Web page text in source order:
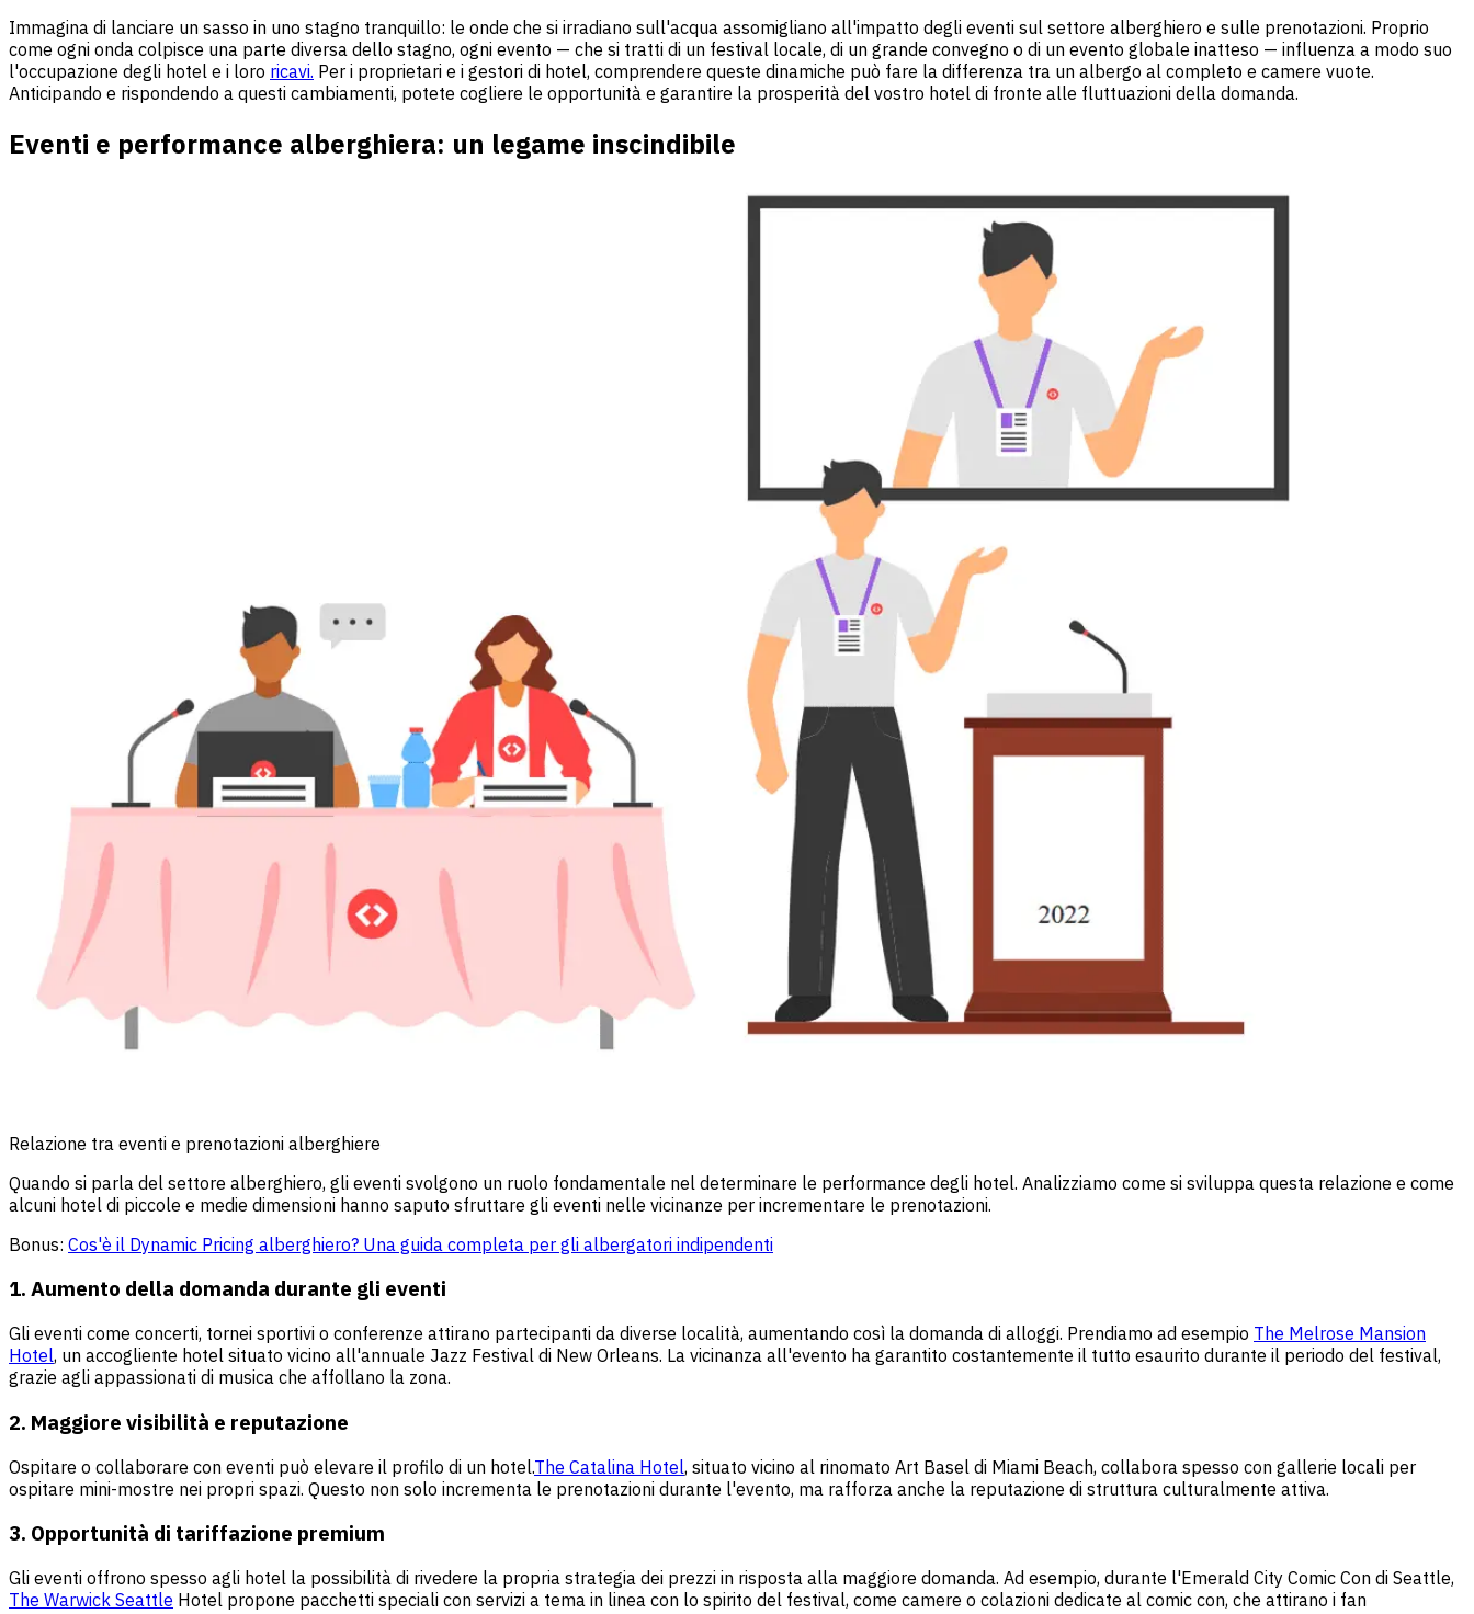
Immagina di lanciare un sasso in uno stagno tranquillo: le onde che si irradiano sull'acqua assomigliano all'impatto degli eventi sul settore alberghiero e sulle prenotazioni. Proprio
come ogni onda colpisce una parte diversa dello stagno, ogni evento — che si tratti di un festival locale, di un grande convegno o di un evento globale inatteso — influenza a modo suo
l'occupazione degli hotel e i loro ricavi. Per i proprietari e i gestori di hotel, comprendere queste dinamiche può fare la differenza tra un albergo al completo e camere vuote.
Anticipando e rispondendo a questi cambiamenti, potete cogliere le opportunità e garantire la prosperità del vostro hotel di fronte alle fluttuazioni della domanda.
Eventi e performance alberghiera: un legame inscindibile
Relazione tra eventi e prenotazioni alberghiere
Quando si parla del settore alberghiero, gli eventi svolgono un ruolo fondamentale nel determinare le performance degli hotel. Analizziamo come si sviluppa questa relazione e come
alcuni hotel di piccole e medie dimensioni hanno saputo sfruttare gli eventi nelle vicinanze per incrementare le prenotazioni.
Bonus: Cos'è il Dynamic Pricing alberghiero? Una guida completa per gli albergatori indipendenti
1. Aumento della domanda durante gli eventi
Gli eventi come concerti, tornei sportivi o conferenze attirano partecipanti da diverse località, aumentando così la domanda di alloggi. Prendiamo ad esempio The Melrose Mansion
Hotel, un accogliente hotel situato vicino all'annuale Jazz Festival di New Orleans. La vicinanza all'evento ha garantito costantemente il tutto esaurito durante il periodo del festival,
grazie agli appassionati di musica che affollano la zona.
2. Maggiore visibilità e reputazione
Ospitare o collaborare con eventi può elevare il profilo di un hotel.The Catalina Hotel, situato vicino al rinomato Art Basel di Miami Beach, collabora spesso con gallerie locali per
ospitare mini-mostre nei propri spazi. Questo non solo incrementa le prenotazioni durante l'evento, ma rafforza anche la reputazione di struttura culturalmente attiva.
3. Opportunità di tariffazione premium
Gli eventi offrono spesso agli hotel la possibilità di rivedere la propria strategia dei prezzi in risposta alla maggiore domanda. Ad esempio, durante l'Emerald City Comic Con di Seattle,
The Warwick Seattle Hotel propone pacchetti speciali con servizi a tema in linea con lo spirito del festival, come camere o colazioni dedicate al comic con, che attirano i fan